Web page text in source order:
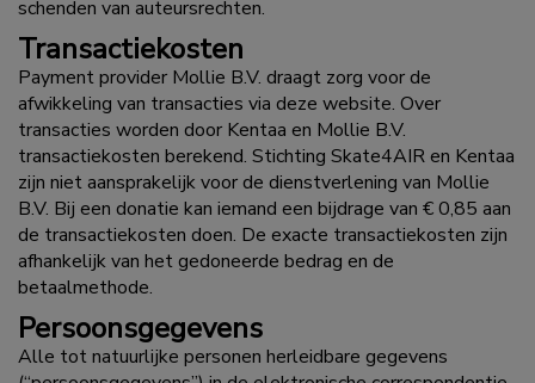
schenden van auteursrechten.
Transactiekosten
Payment provider Mollie B.V. draagt zorg voor de
afwikkeling van transacties via deze website. Over
transacties worden door Kentaa en Mollie B.V.
transactiekosten berekend. Stichting Skate4AIR en Kentaa
zijn niet aansprakelijk voor de dienstverlening van Mollie
B.V. Bij een donatie kan iemand een bijdrage van € 0,85 aan
de transactiekosten doen. De exacte transactiekosten zijn
afhankelijk van het gedoneerde bedrag en de
betaalmethode.
Persoonsgegevens
Alle tot natuurlijke personen herleidbare gegevens